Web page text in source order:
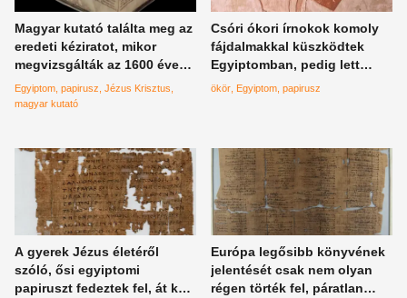
Magyar kutató találta meg az
eredeti kéziratot, mikor
megvizsgálták az 1600 éves
papiruszt, nem akartak hinni
a szemüknek
Egyiptom papirusz Jézus Krisztus
magyar kutató
Csóri ókori írnokok komoly
fájdalmakkal küszködtek
Egyiptomban, pedig lett
volna megoldás
ökör Egyiptom papirusz
A gyerek Jézus életéről
szóló, ősi egyiptomi
papiruszt fedeztek fel, át kell
Európa legősibb könyvének
jelentését csak nem olyan
régen törték fel, páratlan